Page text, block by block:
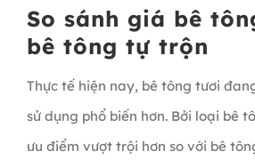
So sánh giá bê
bê tông tự trộn
Thực tế hiện nay, bê tông tươi
sử dụng phổ biến hơn. Bởi loại bê
ưu điểm vượt trội hơn so với bê